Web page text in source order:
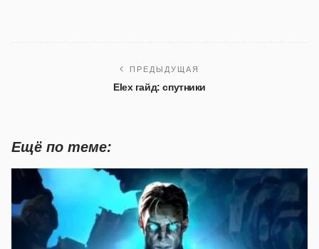
ПРЕДЫДУЩАЯ
Elex гайд: спутники
Ещё по теме: